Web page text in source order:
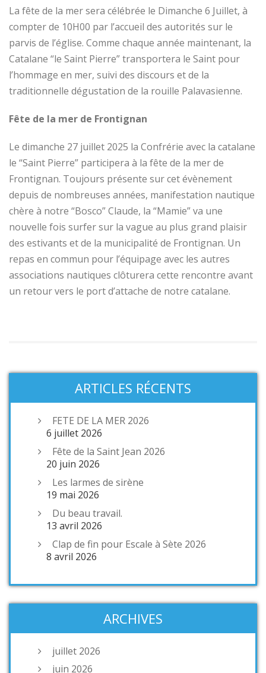
La fête de la mer sera célébrée le Dimanche 6 Juillet, à
compter de 10H00 par l’accueil des autorités sur le
parvis de l’église. Comme chaque année maintenant, la
Catalane “le Saint Pierre” transportera le Saint pour
l’hommage en mer, suivi des discours et de la
traditionnelle dégustation de la rouille Palavasienne.
Fête de la mer de Frontignan
Le dimanche 27 juillet 2025 la Confrérie avec la catalane
le “Saint Pierre” participera à la fête de la mer de
Frontignan. Toujours présente sur cet évènement
depuis de nombreuses années, manifestation nautique
chère à notre “Bosco” Claude, la “Mamie” va une
nouvelle fois surfer sur la vague au plus grand plaisir
des estivants et de la municipalité de Frontignan. Un
repas en commun pour l’équipage avec les autres
associations nautiques clôturera cette rencontre avant
un retour vers le port d’attache de notre catalane.
ARTICLES RÉCENTS
FETE DE LA MER 2026
6 juillet 2026
Fête de la Saint Jean 2026
20 juin 2026
Les larmes de sirène
19 mai 2026
Du beau travail.
13 avril 2026
Clap de fin pour Escale à Sète 2026
8 avril 2026
ARCHIVES
juillet 2026
juin 2026